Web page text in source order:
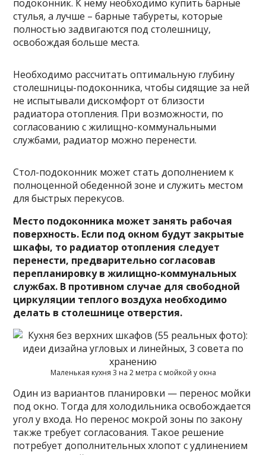
подоконник. К нему необходимо купить барные
стулья, а лучше – барные табуреты, которые
полностью задвигаются под столешницу,
освобождая больше места.
Необходимо рассчитать оптимальную глубину
столешницы-подоконника, чтобы сидящие за ней
не испытывали дискомфорт от близости
радиатора отопления. При возможности, по
согласованию с жилищно-коммунальными
службами, радиатор можно перенести.
Стол-подоконник может стать дополнением к
полноценной обеденной зоне и служить местом
для быстрых перекусов.
Место подоконника может занять рабочая
поверхность. Если под окном будут закрытые
шкафы, то радиатор отопления следует
перенести, предварительно согласовав
перепланировку в жилищно-коммунальных
службах. В противном случае для свободной
циркуляции теплого воздуха необходимо
делать в столешнице отверстия.
Маленькая кухня 3 на 2 метра с мойкой у окна
Один из вариантов планировки — перенос мойки
под окно. Тогда для холодильника освобождается
угол у входа. Но перенос мокрой зоны по закону
также требует согласования. Такое решение
потребует дополнительных хлопот с удлинением